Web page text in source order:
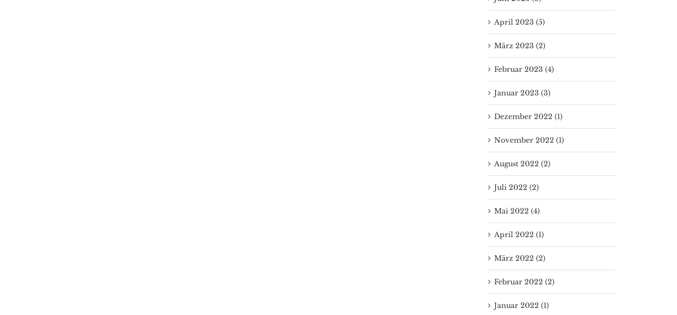
April 2023 (5)
März 2023 (2)
Februar 2023 (4)
Januar 2023 (3)
Dezember 2022 (1)
November 2022 (1)
August 2022 (2)
Juli 2022 (2)
Mai 2022 (4)
April 2022 (1)
März 2022 (2)
Februar 2022 (2)
Januar 2022 (1)